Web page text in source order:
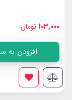
205,000 تومان
افزودن به